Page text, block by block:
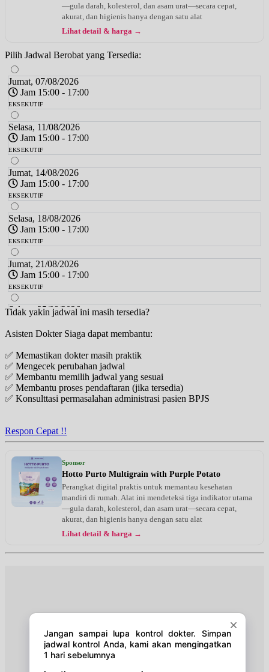
—gula darah, kolesterol, dan asam urat—secara cepat,
akurat, dan higienis hanya dengan satu alat
Lihat detail & harga →
Pilih Jadwal Berobat yang Tersedia:
Jumat, 07/08/2026
Jam 15:00 - 17:00
EKSEKUTIF
Selasa, 11/08/2026
Jam 15:00 - 17:00
EKSEKUTIF
Jumat, 14/08/2026
Jam 15:00 - 17:00
EKSEKUTIF
Selasa, 18/08/2026
Jam 15:00 - 17:00
EKSEKUTIF
Jumat, 21/08/2026
Jam 15:00 - 17:00
EKSEKUTIF
Selasa, 25/08/2026
Jam 15:00 - 17:00
EKSEKUTIF
Jumat, 28/08/2026
Jam 15:00 - 17:00
EKSEKUTIF
Selasa, 01/09/2026
Jam 15:00 - 17:00
EKSEKUTIF
Tidak yakin jadwal ini masih tersedia?
Asisten Dokter Siaga dapat membantu:
✅ Memastikan dokter masih praktik
✅ Mengecek perubahan jadwal
✅ Membantu memilih jadwal yang sesuai
✅ Membantu proses pendaftaran (jika tersedia)
✅ Konsulttasi permasalahan administrasi pasien BPJS
Respon Cepat !!
Sponsor
Hotto Purto Multigrain with Purple Potato
Perangkat digital praktis untuk memantau kesehatan
mandiri di rumah. Alat ini mendeteksi tiga indikator utama
—gula darah, kolesterol, dan asam urat—secara cepat,
akurat, dan higienis hanya dengan satu alat
Lihat detail & harga →